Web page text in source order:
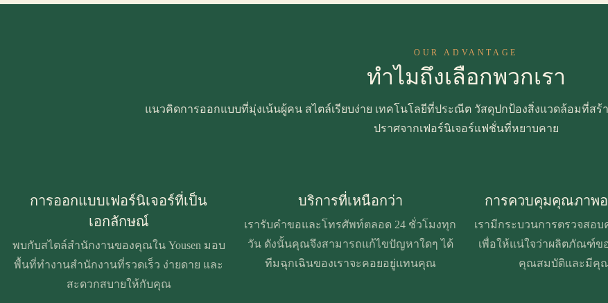
OUR ADVANTAGE
ทำไมถึงเลือกพวกเรา
แนวคิดการออกแบบที่มุ่งเน้นผู้คน สไตล์เรียบง่าย เทคโนโลยีที่ประณีต วัสดุปกป้องสิ่งแวดล้อมที่สร้
ปราศจากเฟอร์นิเจอร์แฟชั่นที่หยาบคาย
การออกแบบเฟอร์นิเจอร์ที่เป็น
เอกลักษณ์
พบกับสไตล์สำนักงานของคุณใน Yousen มอบ
พื้นที่ทำงานสำนักงานที่รวดเร็ว ง่ายดาย และ
สะดวกสบายให้กับคุณ
บริการที่เหนือกว่า
เรารับคำขอและโทรศัพท์ตลอด 24 ชั่วโมงทุก
วัน ดังนั้นคุณจึงสามารถแก้ไขปัญหาใดๆ ได้
ทีมฉุกเฉินของเราจะคอยอยู่แทนคุณ
การควบคุมคุณภาพอ
เรามีกระบวนการตรวจสอ
เพื่อให้แน่ใจว่าผลิตภัณฑ์ข
คุณสมบัติและมีคุ